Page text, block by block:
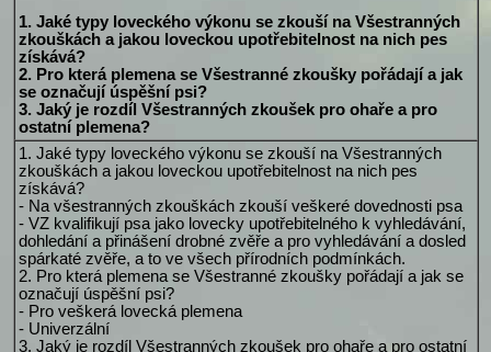
1. Jaké typy loveckého výkonu se zkouší na Všestranných
zkouškách a jakou loveckou upotřebitelnost na nich pes
získává?
2. Pro která plemena se Všestranné zkoušky pořádají a jak
se označují úspěšní psi?
3. Jaký je rozdíl Všestranných zkoušek pro ohaře a pro
ostatní plemena?
1. Jaké typy loveckého výkonu se zkouší na Všestranných
zkouškách a jakou loveckou upotřebitelnost na nich pes
získává?
- Na všestranných zkouškách zkouší veškeré dovednosti psa
- VZ kvalifikují psa jako lovecky upotřebitelného k vyhledávání,
dohledání a přinášení drobné zvěře a pro vyhledávání a dosled
spárkaté zvěře, a to ve všech přírodních podmínkách.
2. Pro která plemena se Všestranné zkoušky pořádají a jak se
označují úspěšní psi?
- Pro veškerá lovecká plemena
- Univerzální
3. Jaký je rozdíl Všestranných zkoušek pro ohaře a pro ostatní